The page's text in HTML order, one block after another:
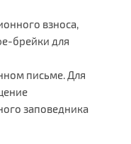
взноса,
брейки для
письме. Для
заповедника